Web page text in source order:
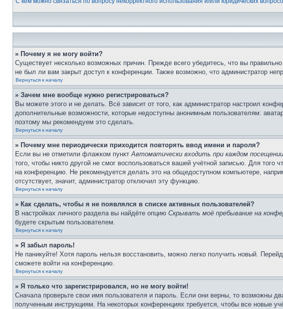
» Почему я не могу войти?
Существует несколько возможных причин. Прежде всего убедитесь, что вы
не был ли вам закрыт доступ к конференции. Также возможно, что администратор
Вернуться к началу
» Зачем мне вообще нужно регистрироваться?
Вы можете этого и не делать. Всё зависит от того, как администратор настроил
дополнительные возможности, которые недоступны анонимным пользователям:
поэтому мы рекомендуем это сделать.
Вернуться к началу
» Почему мне периодически приходится повторять ввод имени и пароля?
Если вы не отметили флажком пунктАвтоматически входить при каждом посещении
того, чтобы никто другой не смог воспользоваться вашей учётной записью. Для
на конференцию. Не рекомендуется делать это на общедоступном компьютере,
отсутствует, значит, администратор отключил эту функцию.
Вернуться к началу
» Как сделать, чтобы я не появлялся в списке активных пользователей?
В настройках личного раздела вы найдёте опцию Скрывать моё пребывание на
будете скрытым пользователем.
Вернуться к началу
» Я забыл пароль!
Не паникуйте! Хотя пароль нельзя восстановить, можно легко получить новый.
сможете войти на конференцию.
Вернуться к началу
» Я только что зарегистрировался, но не могу войти!
Сначала проверьте свои имя пользователя и пароль. Если они верны, то возможны
полученным инструкциям. На некоторых конференциях требуется, чтобы все новые